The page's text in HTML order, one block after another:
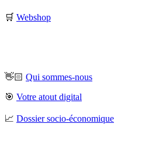
🛒 Webshop
👋🏻 Qui sommes-nous
🎯 Votre atout digital
📈 Dossier socio-économique